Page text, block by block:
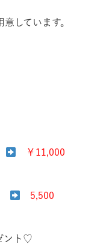
しています。
￥11,000
5,500
ント♡